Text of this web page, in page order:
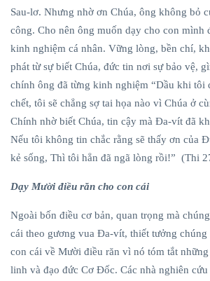
Sau-lơ. Nhưng nhờ ơn Chúa, ông không bỏ
công. Cho nên ông muốn dạy cho con mình
kinh nghiệm cá nhân. Vững lòng, bền chí,
phát từ sự biết Chúa, đức tin nơi sự bảo vệ,
chính ông đã từng kinh nghiệm “Dầu khi tôi
chết, tôi sẽ chẳng sợ tai họa nào vì Chúa ở
Chính nhờ biết Chúa, tin cậy mà Đa-vít đã
Nếu tôi không tin chắc rằng sẽ thấy ơn của
kẻ sống, Thì tôi hẳn đã ngã lòng rồi!” (Thi
Dạy Mười điều răn cho con cái
Ngoài bốn điều cơ bản, quan trọng mà
cái theo gương vua Đa-vít, thiết tưởng chúng
con cái về Mười điều răn vì nó tóm tắt
linh và đạo đức Cơ Đốc. Các nhà nghiên